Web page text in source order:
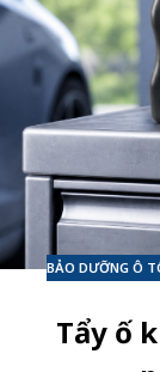
BẢO DƯỠNG Ô
Tẩy ố